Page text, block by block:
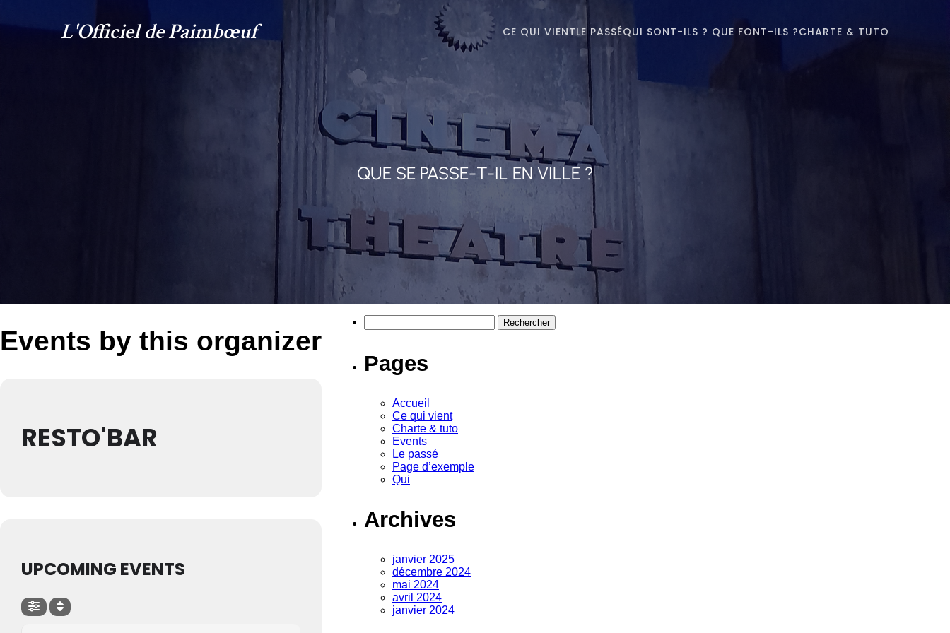
L'Officiel de Paimbœuf CE QUI VIENTLE PASSÉQUI SONT-ILS ? QUE FONT-ILS ?CHARTE & TUTO
QUE SE PASSE-T-IL EN VILLE ?
Events by this organizer
RESTO'BAR
UPCOMING EVENTS
Pages
Accueil
Ce qui vient
Charte & tuto
Events
Le passé
Page d’exemple
Qui
Archives
janvier 2025
décembre 2024
mai 2024
avril 2024
janvier 2024